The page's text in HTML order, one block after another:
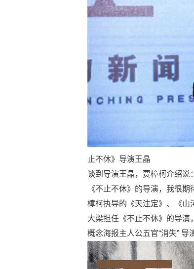
止不休》导演王晶
谈到导演王晶，贾樟柯介绍说
《不止不休》的导演，我很
樟柯执导的《天注定》、《山
大梁担任《不止不休》的导演
概念海报主人公五官“消失” 导